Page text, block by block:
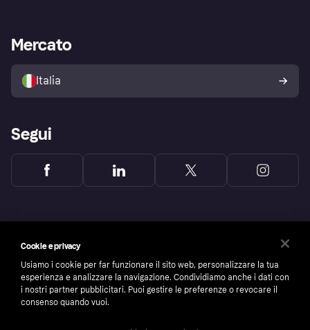
Esplora i negozi
Politica di protezione
dell'acquirente Klarna
Accesso aziende
Mercato
Italia
Segui
Cookie e privacy
Usiamo i cookie per far funzionare il sito web, personalizzare la tua
esperienza e analizzare la navigazione. Condividiamo anche i dati con
i nostri partner pubblicitari. Puoi gestire le preferenze o revocare il
consenso quando vuoi.